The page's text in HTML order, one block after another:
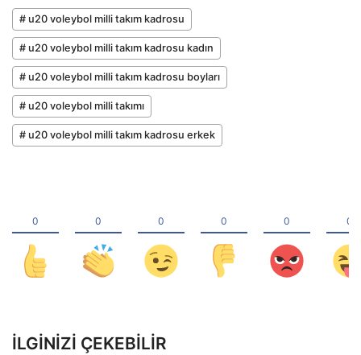
# u20 voleybol milli takım kadrosu
# u20 voleybol milli takım kadrosu kadın
# u20 voleybol milli takım kadrosu boyları
# u20 voleybol milli takımı
# u20 voleybol milli takım kadrosu erkek
İLGINIZI ÇEKEBILIR